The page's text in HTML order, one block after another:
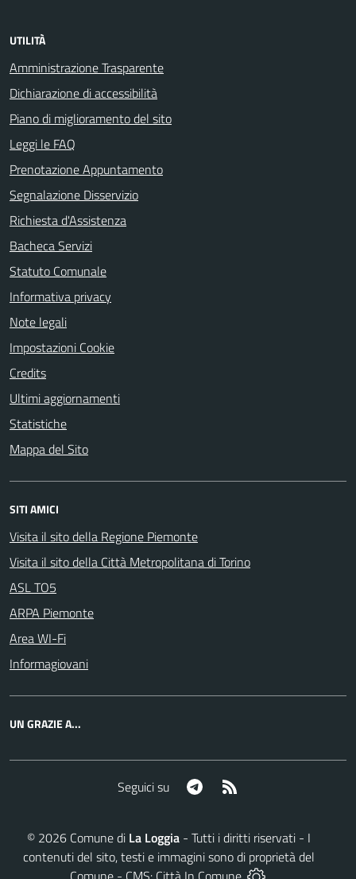
UTILITÀ
Amministrazione Trasparente
Dichiarazione di accessibilità
Piano di miglioramento del sito
Leggi le FAQ
Prenotazione Appuntamento
Segnalazione Disservizio
Richiesta d'Assistenza
Bacheca Servizi
Statuto Comunale
Informativa privacy
Note legali
Impostazioni Cookie
Credits
Ultimi aggiornamenti
Statistiche
Mappa del Sito
SITI AMICI
Visita il sito della Regione Piemonte
Visita il sito della Città Metropolitana di Torino
ASL TO5
ARPA Piemonte
Area WI-Fi
Informagiovani
UN GRAZIE A...
Seguici su Telegram
© 2026Comune di La Loggia- Tutti i diritti riservati - I
contenuti del sito, testi e immagini sono di proprietà del